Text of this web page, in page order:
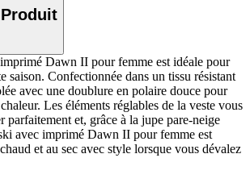
Dawn II pour femme est idéale pour
saison. Confectionnée dans un tissu résistant
avec une doublure en polaire douce pour
Les éléments réglables de la veste vous
parfaitement et, grâce à la jupe pare-neige
avec imprimé Dawn II pour femme est
et au sec avec style lorsque vous dévalez